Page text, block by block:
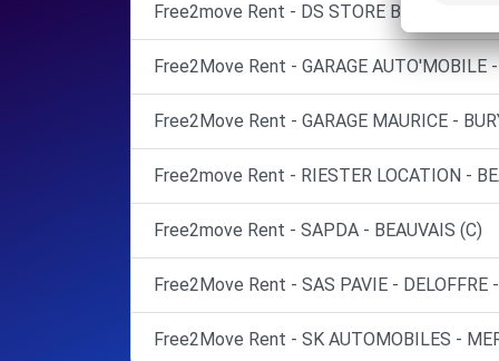
Free2move Rent - DS STORE BEAUVAIS -
Free2Move Rent - GARAGE AUTO'MOBILE
Free2Move Rent - GARAGE MAURICE -
Free2move Rent - RIESTER LOCATION -
Free2move Rent - SAPDA - BEAUVAIS (C)
Free2Move Rent - SAS PAVIE - DELOFFRE
Free2Move Rent - SK AUTOMOBILES -